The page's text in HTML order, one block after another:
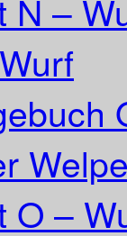
N –
O –